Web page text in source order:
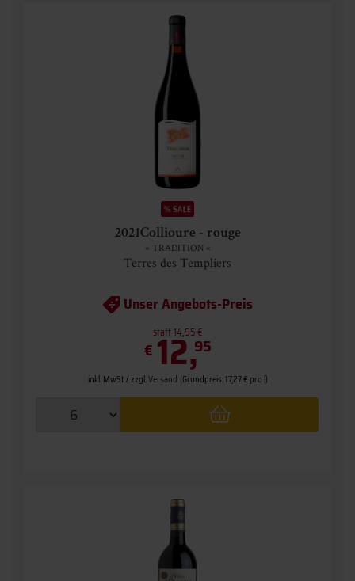
2021Collioure - rouge
» TRADITION «
Terres des Templiers
Unser Angebots-Preis
statt14,95 €
€12,95
inkl. MwSt. / zzgl.Versand (Grundpreis: 17,27 € pro l)